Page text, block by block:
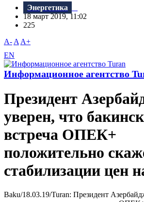
Энергетика
18 март 2019, 11:02
225
A- A A+
EN
Информационное агентство
Президент
уверен, что
встреча ОПЕК+
положительно
стабилизации цен
Baku/18.03.19/Turan: Президент